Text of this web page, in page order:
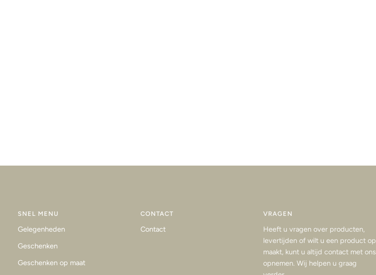
SNEL MENU
Gelegenheden
Geschenken
Geschenken op maat
CONTACT
Contact
VRAGEN
Heeft u vragen over producten,
levertijden of wilt u een product op
maakt, kunt u altijd contact met ons
opnemen. Wij helpen u graag